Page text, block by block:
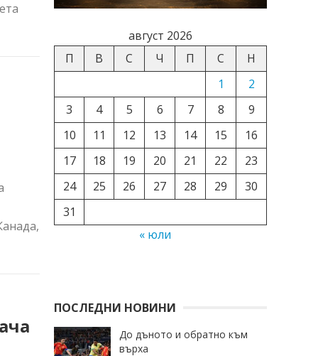
август 2026
П
В С Ч П С
Н
1
2
3
4 5 6 7 8
9
10
11 12 13 14 15
16
17
18 19 20 21 22
23
24
25 26 27 28 29
30
31
« юли
ПОСЛЕДНИ НОВИНИ
До дъното и обратно към
върха